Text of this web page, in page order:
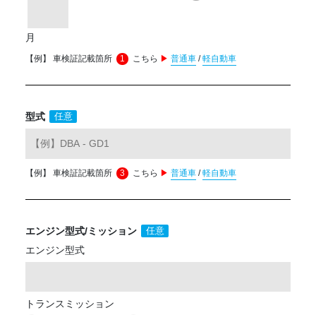
月
【例】 車検証記載箇所 1 こちら ▶ 普通車 /軽自動車
型式 任意
【例】 車検証記載箇所 3 こちら ▶ 普通車 /軽自動車
エンジン型式/ミッション 任意
エンジン型式
トランスミッション